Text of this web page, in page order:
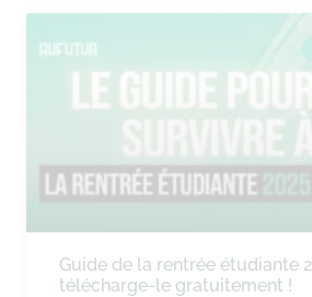
Guide de la rentrée étudiante
télécharge-le gratuitement !